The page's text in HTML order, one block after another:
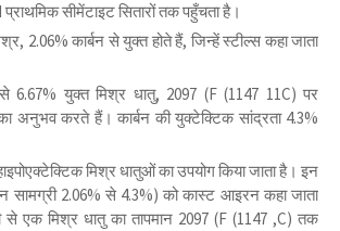
सीमेंटाइट सितारों तक पहुँचता है।
2.06% कार्बन से युक्त होते हैं, जिन्हें स्टील्स कहा जाता
6.67% युक्त मिश्र धातु, 2097 (F (1147 11C) पर
अनुभव करते हैं। कार्बन की युक्टेक्टिक सांद्रता 4.3%
मिश्र धातुओं का उपयोग किया जाता है। इन
सामग्री 2.06% से 4.3%) को कास्ट आइरन कहा जाता
एक मिश्र धातु का तापमान 2097 (F (1147 ,C) तक